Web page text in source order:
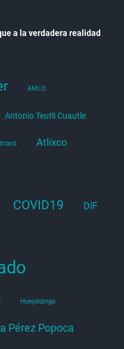
a la verdadera realidad
AMLO
Antonio Teutli Cuautle
Atlixco
COVID19 DIF
Huejotzingo
Pérez Popoca